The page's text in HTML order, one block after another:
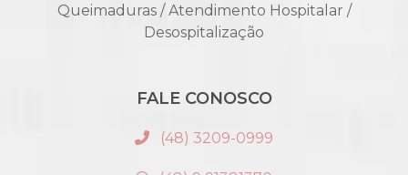
Queimaduras / Atendimento Hospitalar /
Desospitalização
FALE CONOSCO
(48) 3209-0999